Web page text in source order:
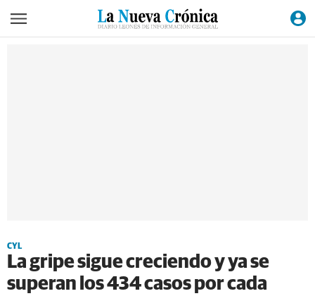
CYL
La gripe sigue creciendo y ya se
superan los 434 casos por cada